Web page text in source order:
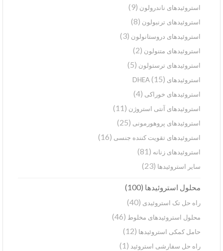
استروئیدهای ناندرولون(9)
استروئیدهای ترنبولون(8)
استروئیدهای دروستانولون(3)
استروئیدهای متنولون(2)
استروئیدهای ترستولون(5)
استروئیدهای DHEA(15)
استروئیدهای خوراکی(4)
استروئیدهای آنتی استروژن(11)
استروئیدهای پروهورمونی(25)
استروئیدهای تقویت کننده جنسی(16)
استروئیدهای زنانه(81)
سایر استروئیدها(23)
محلول استروئیدها(100)
راه حل تک استروئیدی(40)
محلول استروئیدهای مخلوط(46)
حامل کمکی استروئیدها(12)
راه حل سفارشی استروئید(1)